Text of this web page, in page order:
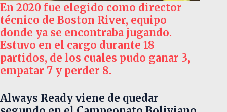
En 2020 fue elegido como director
técnico de Boston River, equipo
donde ya se encontraba jugando.
Estuvo en el cargo durante 18
partidos, de los cuales pudo ganar 3,
empatar 7 y perder 8.
Always Ready viene de quedar